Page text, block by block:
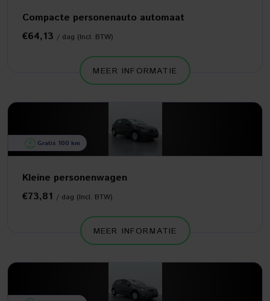
Compacte personenauto automaat
€64,13 / dag (Incl. BTW)
MEER INFORMATIE
Gratis 100 km
Kleine personenwagen
€73,81 / dag (Incl. BTW)
MEER INFORMATIE